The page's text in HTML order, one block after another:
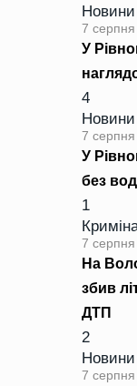
Новини
7
У
4
Новини
7
У
без
1
7
На
збив
ДТП
2
Новини
7